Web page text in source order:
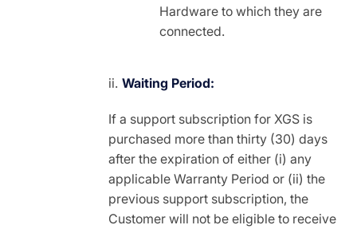
Hardware to which they are
connected.
Waiting Period:
If a support subscription for XGS is
purchased more than thirty (30) days
after the expiration of either (i) any
applicable Warranty Period or (ii) the
previous support subscription, the
Customer will not be eligible to receive